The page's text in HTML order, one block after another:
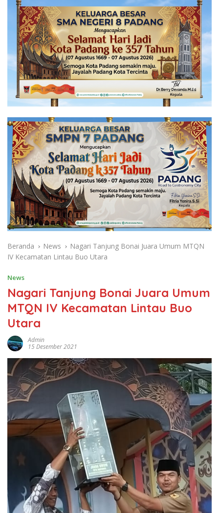
Beranda News
Nagari Tanjung Bonai Juara Umum MTQN
IV Kecamatan Lintau Buo Utara
News
Nagari Tanjung Bonai Juara Umum
MTQN IV Kecamatan Lintau Buo
Utara
Admin
15 Desember 2021